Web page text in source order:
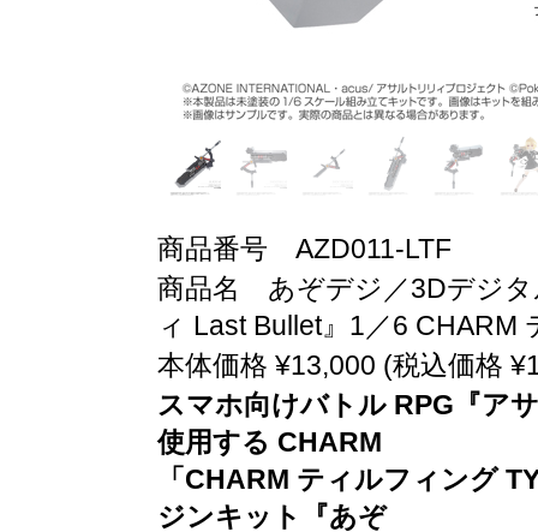
商品番号 AZD011-LTF
商品名 あぞデジ／3Dデジタ
ィ Last Bullet』1／6 CHARM
本体価格 ¥13,000 (税込価格
スマホ向けバトル RPG『ア
使用する CHARM
「CHARM ティルフィング
ジンキット『あぞ